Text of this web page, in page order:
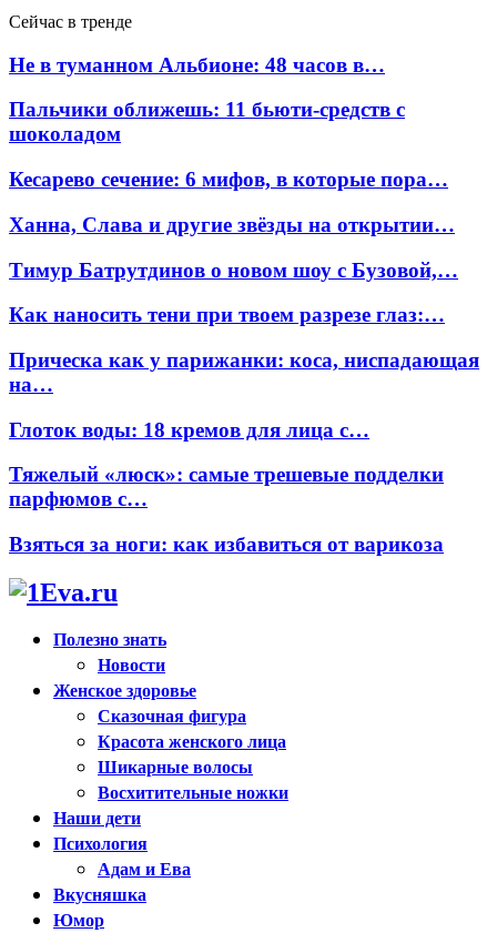
Сейчас в тренде
Не в туманном Альбионе: 48 часов в…
Пальчики оближешь: 11 бьюти-средств с
шоколадом
Кесарево сечение: 6 мифов, в которые пора…
Ханна, Слава и другие звёзды на открытии…
Тимур Батрутдинов о новом шоу с Бузовой,…
Как наносить тени при твоем разрезе глаз:…
Прическа как у парижанки: коса, ниспадающая
на…
Глоток воды: 18 кремов для лица с…
Тяжелый «люск»: самые трешевые подделки
парфюмов с…
Взяться за ноги: как избавиться от варикоза
Полезно знать
Новости
Женское здоровье
Сказочная фигура
Красота женского лица
Шикарные волосы
Восхитительные ножки
Наши дети
Психология
Адам и Ева
Вкусняшка
Юмор